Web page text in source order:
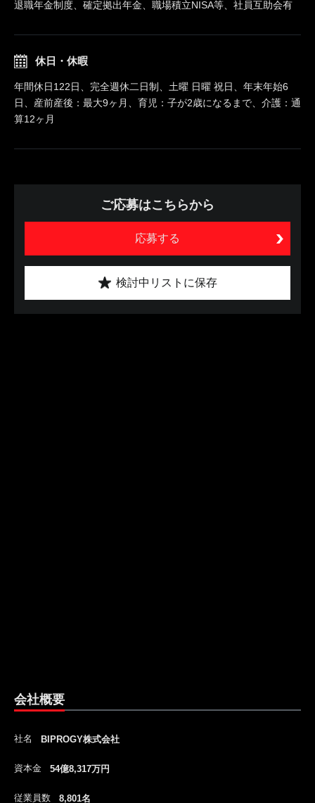
退職年金制度、確定拠出年金、職場積立NISA等、社員互助会有
休日・休暇
年間休日122日、完全週休二日制、土曜 日曜 祝日、年末年始6
日、産前産後：最大9ヶ月、育児：子が2歳になるまで、介護：通
算12ヶ月
ご応募はこちらから
応募する
検討中リストに保存
会社概要
社名 BIPROGY株式会社
資本金 54億8,317万円
従業員数 8,801名